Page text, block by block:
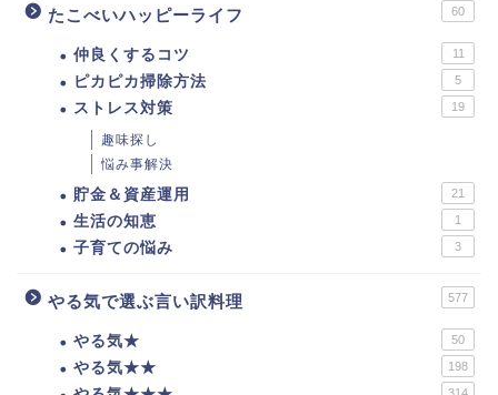
たこべいハッピーライフ 60
仲良くするコツ 11
ピカピカ掃除方法 5
ストレス対策 19
趣味探し
悩み事解決
貯金＆資産運用 21
生活の知恵 1
子育ての悩み 3
やる気で選ぶ言い訳料理 577
やる気★ 50
やる気★★ 198